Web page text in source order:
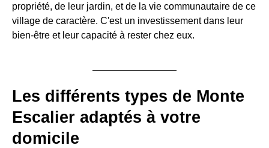
propriété, de leur jardin, et de la vie communautaire de ce
village de caractère. C'est un investissement dans leur
bien-être et leur capacité à rester chez eux.
Les différents types de Monte
Escalier adaptés à votre
domicile